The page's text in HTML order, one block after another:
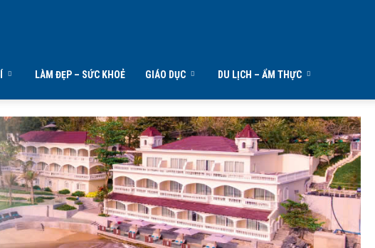
LÀM ĐẸP – SỨC KHOẺ GIÁO DỤC DU LỊCH – ẨM THỰC